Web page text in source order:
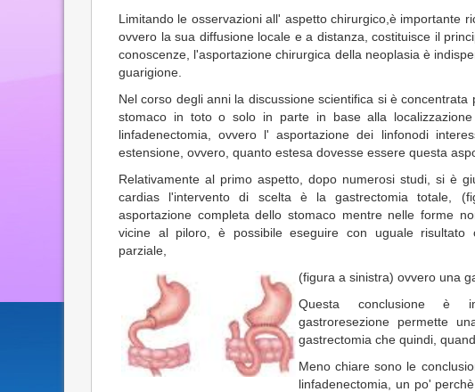
Limitando le osservazioni all' aspetto chirurgico,è importante
ovvero la sua diffusione locale e a distanza, costituisce il
conoscenze, l'asportazione chirurgica della neoplasia è
guarigione.
Nel corso degli anni la discussione scientifica si è
stomaco in toto o solo in parte in base alla
linfadenectomia, ovvero l' asportazione dei linfonodi
estensione, ovvero, quanto estesa dovesse essere questa
Relativamente al primo aspetto, dopo numerosi studi, si è
cardias l'intervento di scelta è la gastrectomia totale,
asportazione completa dello stomaco mentre nelle forme
vicine al piloro, è possibile eseguire con uguale risultato
parziale,
(figura a sinistra) ovvero una
Questa conclusione è
gastroresezione permette
gastrectomia che quindi,
Meno chiare sono le
linfadenectomia, un po'